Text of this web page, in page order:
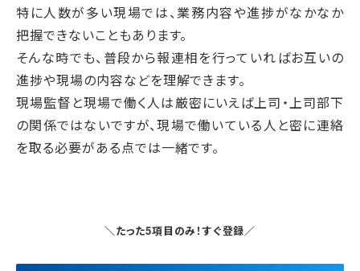
特に人数が多い現場では、業務内容や進捗がなかなか
把握できないこともあります。
そんな時でも、普段から報連相を行っていればお互いの
進捗や現場の内容などを理解できます。
現場監督と現場で働く人は厳密にいえば上司・上司部下
の関係ではないですが、現場で働いている人と密に連絡
を取る必要がある点では一緒です。
＼たった5項目のみ！すぐ登録／